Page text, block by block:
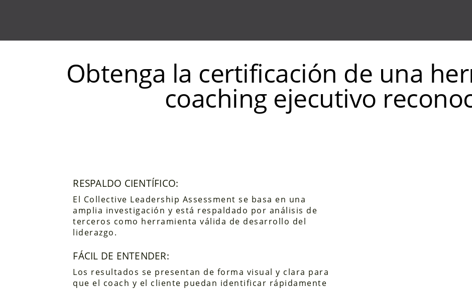
Obtenga la certificación de una
coaching ejecutivo
RESPALDO CIENTÍFICO:
El Collective Leadership Assessment se basa en una
amplia investigación y está respaldado por análisis de
terceros como herramienta válida de desarrollo del
liderazgo.
FÁCIL DE ENTENDER:
Los resultados se presentan de forma visual y clara para
que el coach y el cliente puedan identificar rápidamente